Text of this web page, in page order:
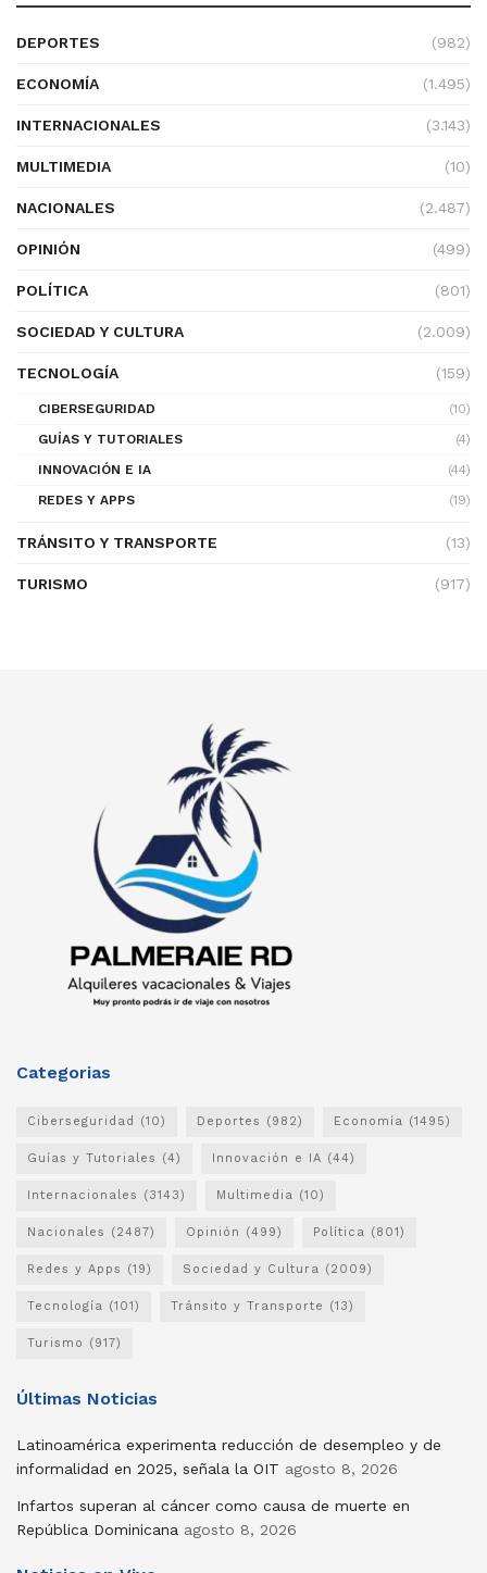
DEPORTES (982)
ECONOMÍA (1.495)
INTERNACIONALES (3.143)
MULTIMEDIA (10)
NACIONALES (2.487)
OPINIÓN (499)
POLÍTICA (801)
SOCIEDAD Y CULTURA (2.009)
TECNOLOGÍA (159)
CIBERSEGURIDAD
(10)
GUÍAS Y TUTORIALES
(4)
INNOVACIÓN E IA
(44)
REDES Y APPS
(19)
TRÁNSITO Y TRANSPORTE (13)
TURISMO (917)
Categorias
Ciberseguridad (10) Deportes (982) Economía (1495)
Guías y Tutoriales (4) Innovación e IA (44)
Internacionales (3143) Multimedia (10)
Nacionales (2487) Opinión (499) Política (801)
Redes y Apps (19) Sociedad y Cultura (2009)
Tecnología (101) Tránsito y Transporte (13)
Turismo (917)
Últimas Noticias
Latinoamérica experimenta reducción de desempleo y de
informalidad en 2025, señala la OIT agosto 8, 2026
Infartos superan al cáncer como causa de muerte en
República Dominicana agosto 8, 2026